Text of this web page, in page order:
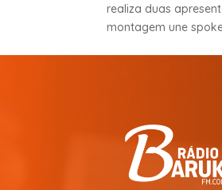
realiza duas
montagem une